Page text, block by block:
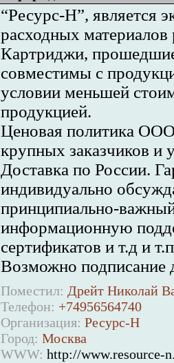
“Ресурс-Н”, является
расходных
Картриджи,
совместимы с
условии меньшей
продукцией.
Ценовая политика
крупных заказчиков и
Доставка по России.
индивидуально
принципиально-
информационную
сертификатов и т.д и
Возможно подписание
Поместил: Дрейт Николай
Телефон: +74956564740
Организация: Ресурс-Н
Город: Москва
WWW: http://www.resource-